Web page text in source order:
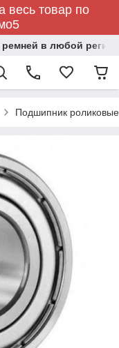
весь товар по
в любой регион
Подшипник